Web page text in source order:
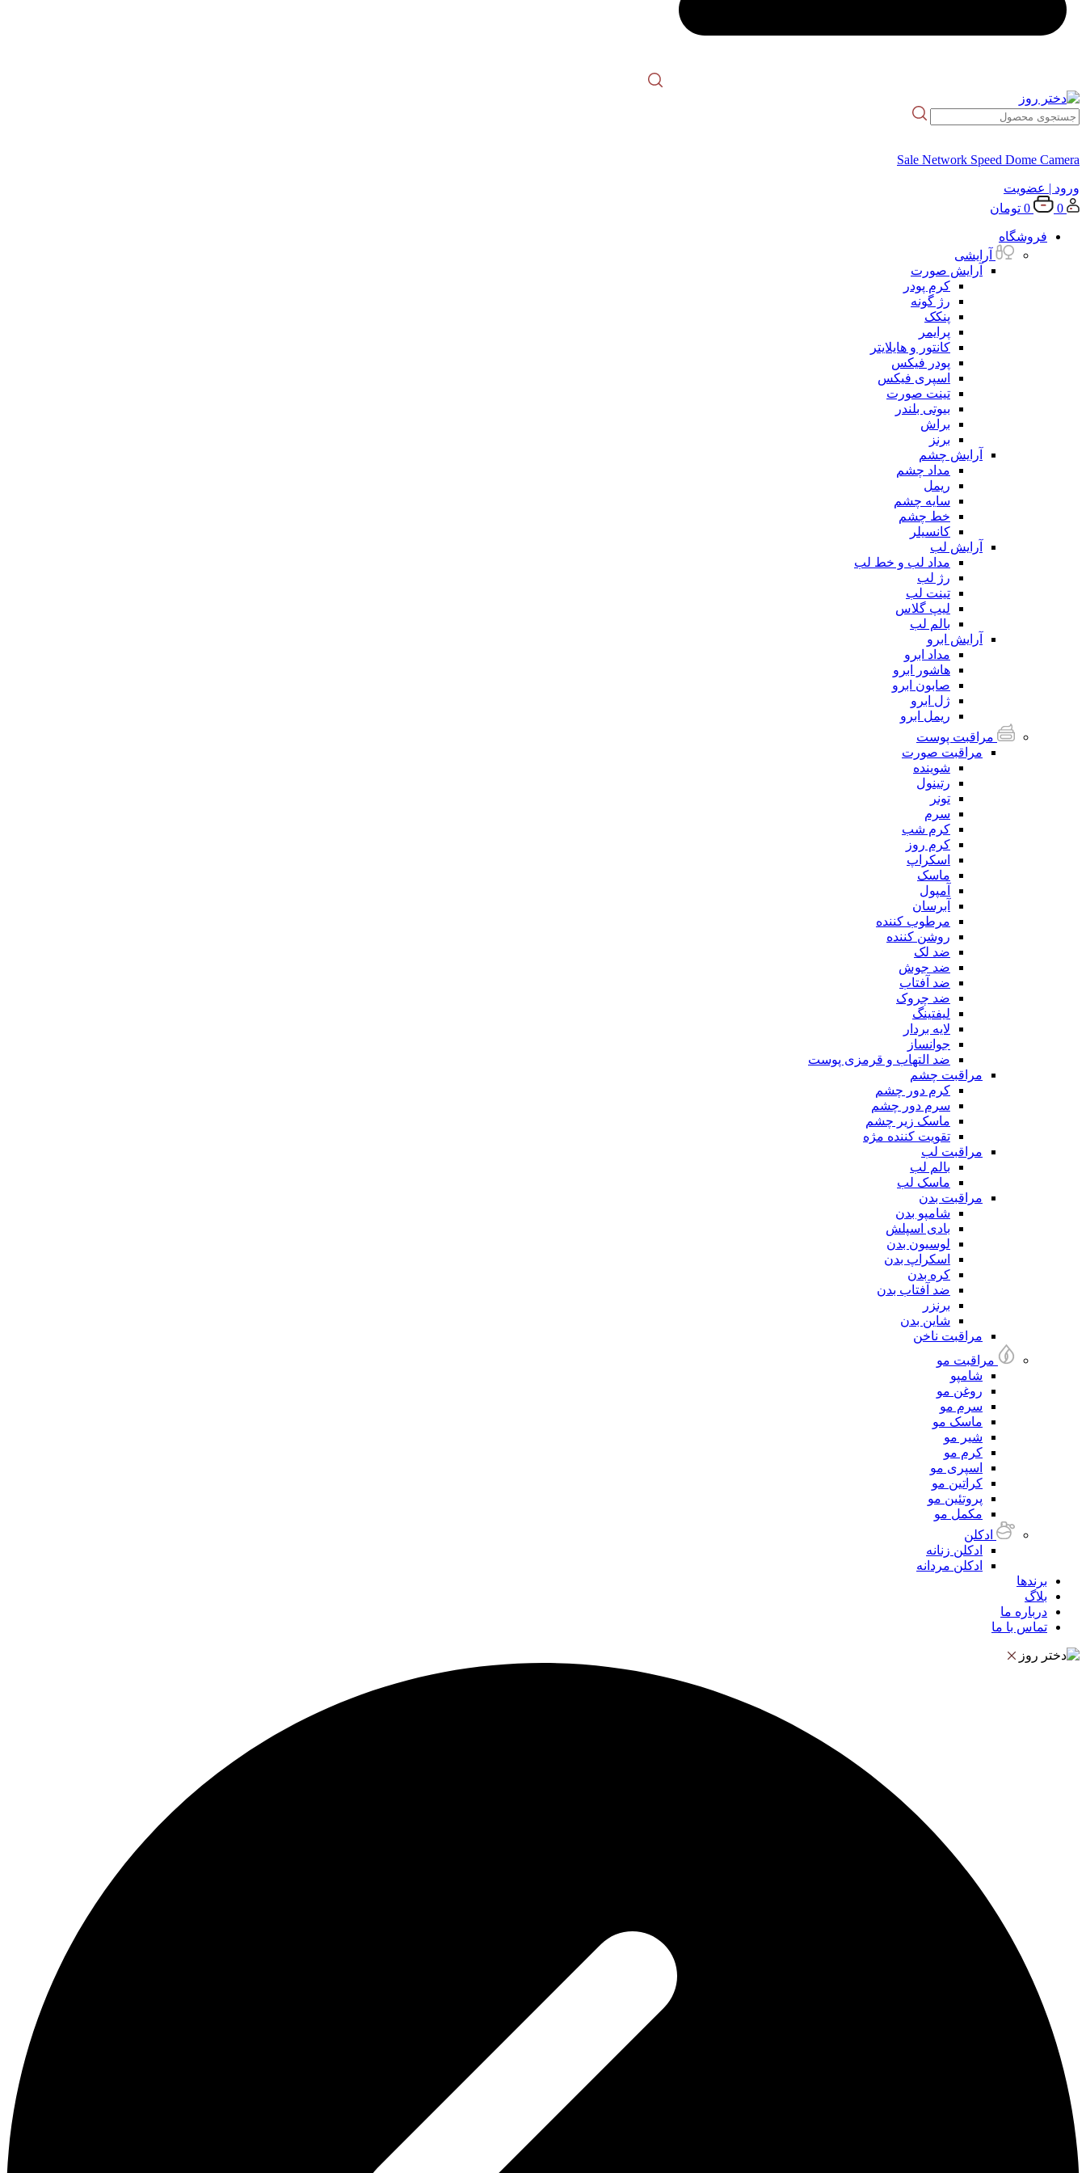
Sale Network Speed Dome Camera
ورود | عضویت
0
0 تومان
فروشگاه
آرایشی
آرایش صورت
کرم پودر
رژ گونه
پنکک
پرایمر
کانتور و هایلایتر
پودر فیکس
اسپری فیکس
تینت صورت
بیوتی بلندر
براش
برنز
آرایش چشم
مداد چشم
ریمل
سایه چشم
خط چشم
کانسیلر
آرایش لب
مداد لب و خط لب
رژ لب
تینت لب
لیپ گلاس
بالم لب
آرایش ابرو
مداد ابرو
هاشور ابرو
صابون ابرو
ژل ابرو
ریمل ابرو
مراقبت پوست
مراقبت صورت
شوینده
رتینول
تونر
سرم
کرم شب
کرم روز
اسکراپ
ماسک
آمپول
آبرسان
مرطوب کننده
روشن کننده
ضد لک
ضد جوش
ضد آفتاب
ضد چروک
لیفتینگ
لایه بردار
جوانساز
ضد التهاب و قرمزی پوست
مراقبت چشم
کرم دور چشم
سرم دور چشم
ماسک زیر چشم
تقویت کننده مژه
مراقبت لب
بالم لب
ماسک لب
مراقبت بدن
شامپو بدن
بادی اسپلش
لوسیون بدن
اسکراپ بدن
کره بدن
ضد آفتاب بدن
برنزر
شاین بدن
مراقبت ناخن
مراقبت مو
شامپو
روغن مو
سرم مو
ماسک مو
شیر مو
کرم مو
اسپری مو
کراتین مو
پروتئین مو
مکمل مو
ادکلن
ادکلن زنانه
ادکلن مردانه
برندها
بلاگ
درباره ما
تماس با ما